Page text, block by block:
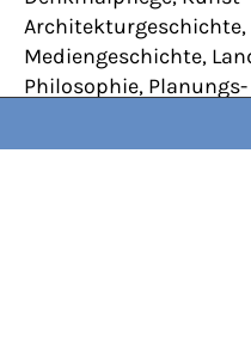
Mediengeschichte,
Philosophie,
Raumforschung und